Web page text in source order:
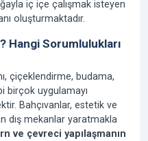
iç içe çalışmak isteyen
oluşturmaktadır.
Hangi Sorumlulukları
çiçeklendirme, budama,
birçok uygulamayı
Bahçıvanlar, estetik ve
dış mekanlar yaratmakla
ve çevreci yapılaşmanın